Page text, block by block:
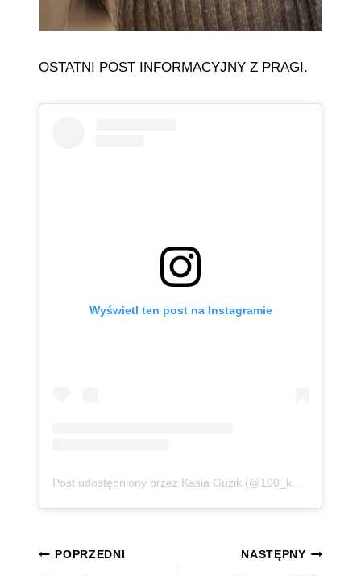
OSTATNI POST INFORMACYJNY Z PRAGI.
Wyświetl ten post na Instagramie
Nawigacja
POPRZEDNI NASTĘPNY